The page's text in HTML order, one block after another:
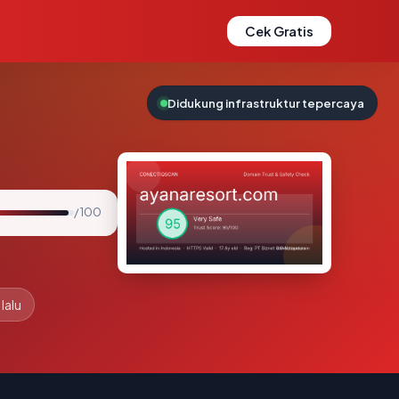
Cek Gratis
/ 100
Didukung infrastruktur tepercaya